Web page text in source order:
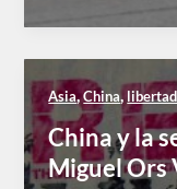
Asia,China,
China y la
Miguel Ors